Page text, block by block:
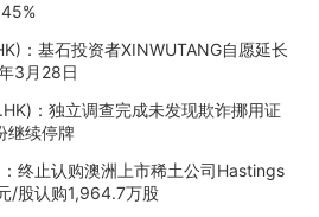
：基石投资者XINWUTANG自愿延长
3月28日
：独立调查完成未发现欺诈挪用证
继续停牌
终止认购澳洲上市稀土公司Hastings
/股认购1,964.7万股